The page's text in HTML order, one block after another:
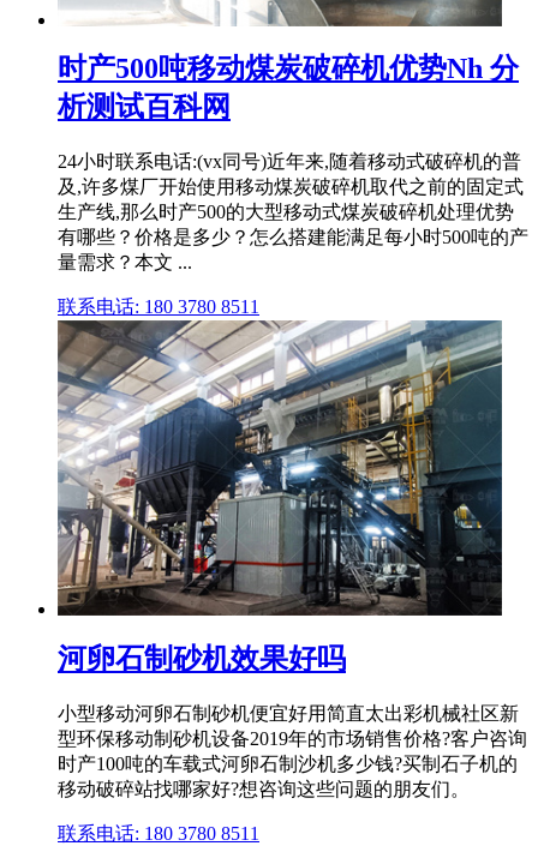
时产500吨移动煤炭破碎机优势Nh 分
析测试百科网
24小时联系电话:(vx同号)近年来,随着移动式破碎机的普
及,许多煤厂开始使用移动煤炭破碎机取代之前的固定式
生产线,那么时产500的大型移动式煤炭破碎机处理优势
有哪些？价格是多少？怎么搭建能满足每小时500吨的产
量需求？本文 ...
联系电话: 180 3780 8511
河卵石制砂机效果好吗
小型移动河卵石制砂机便宜好用简直太出彩机械社区新
型环保移动制砂机设备2019年的市场销售价格?客户咨询
时产100吨的车载式河卵石制沙机多少钱?买制石子机的
移动破碎站找哪家好?想咨询这些问题的朋友们。
联系电话: 180 3780 8511